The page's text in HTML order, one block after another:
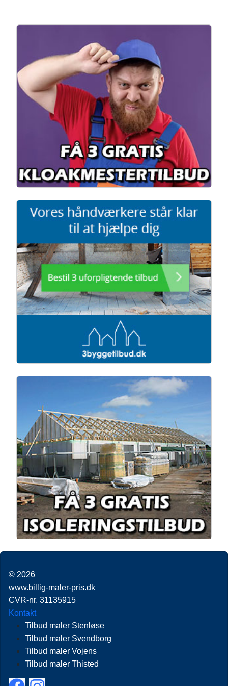
© 2026
www.billig-maler-pris.dk
CVR-nr. 31135915
Kontakt
Tilbud maler Stenløse
Tilbud maler Svendborg
Tilbud maler Vojens
Tilbud maler Thisted